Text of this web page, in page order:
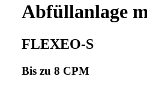
Abfüllanlage
FLEXEO-S
Bis zu 8 CPM